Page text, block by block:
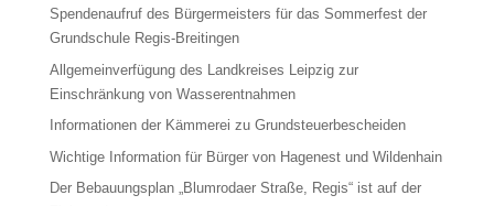
Spendenaufruf des Bürgermeisters für das Sommerfest der
Grundschule Regis-Breitingen
Allgemeinverfügung des Landkreises Leipzig zur
Einschränkung von Wasserentnahmen
Informationen der Kämmerei zu Grundsteuerbescheiden
Wichtige Information für Bürger von Hagenest und Wildenhain
Der Bebauungsplan „Blumrodaer Straße, Regis“ ist auf der